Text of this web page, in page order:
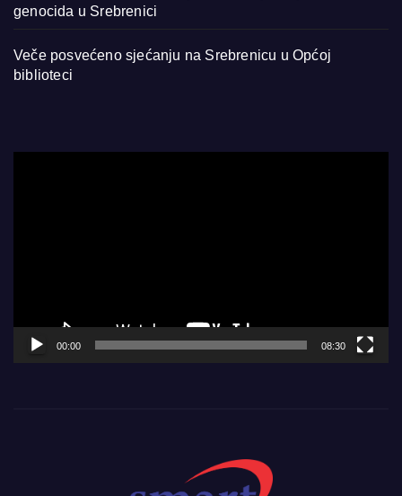
genocida u Srebrenici
Veče posvećeno sjećanju na Srebrenicu u Općoj
biblioteci
00:00 08:30